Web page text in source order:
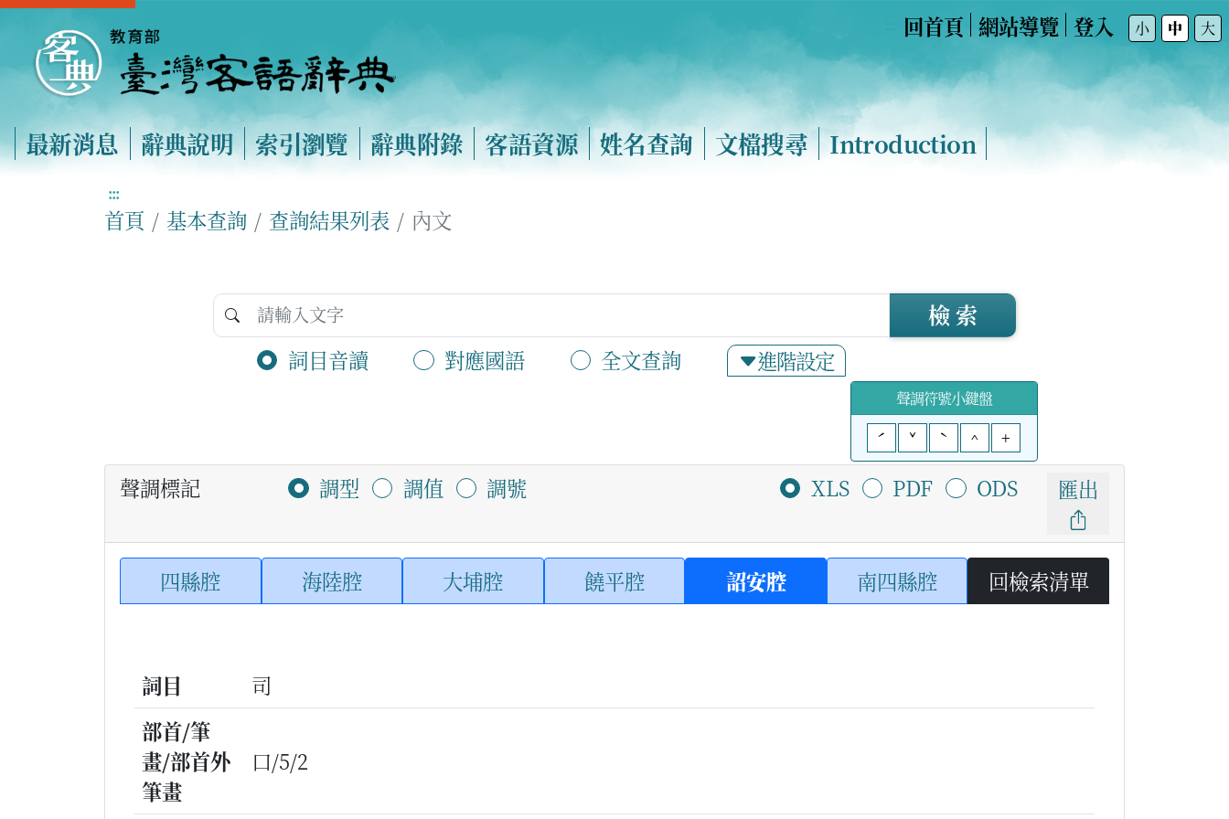
回首頁 網站導覽 登入 小 中 大
最新消息 辭典說明 索引瀏覽 辭典附錄 客語資源 姓名查詢 文檔搜尋 Introduction
:::
首頁 基本查詢 查詢結果列表 內文
詞目音讀 對應國語 全文查詢 進階設定
檢 索
聲調符號小鍵盤
ˊ
ˇ ˋ ^ +
聲調標記 調型 調值 調號 XLS PDF ODS 匯出
四縣腔 海陸腔 大埔腔 饒平腔 詔安腔 南四縣腔 回檢索清單
詞目
司
部首/筆
畫/部首外
筆畫
口/5/2